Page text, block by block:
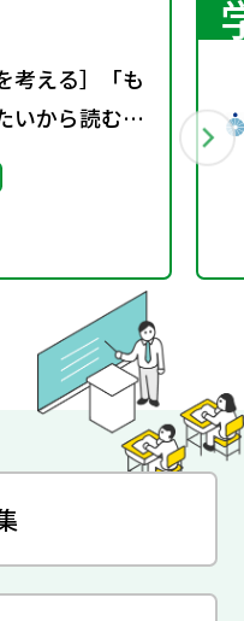
考える］「も
いから読む」
〜百科事典か
、読書の入り